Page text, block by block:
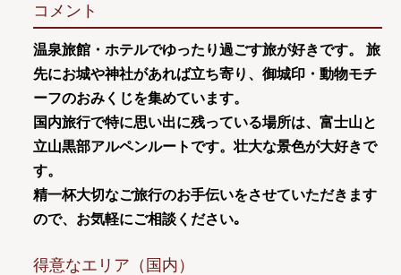
コメント
温泉旅館・ホテルでゆったり過ごす旅が好きです。 旅
先にお城や神社があれば立ち寄り、御城印・動物モチ
ーフのおみくじを集めています。
国内旅行で特に思い出に残っている場所は、富士山と
立山黒部アルペンルートです。壮大な景色が大好きで
す。
精一杯大切なご旅行のお手伝いをさせていただきます
ので、お気軽にご相談ください｡
得意なエリア（国内）